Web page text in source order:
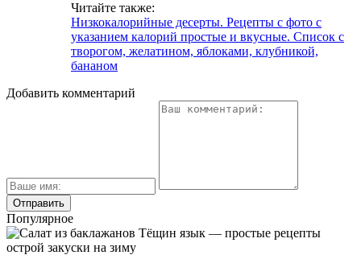
Читайте также:
Низкокалорийные десерты. Рецепты с фото с
указанием калорий простые и вкусные. Список с
творогом, желатином, яблоками, клубникой,
бананом
Добавить комментарий
Популярное